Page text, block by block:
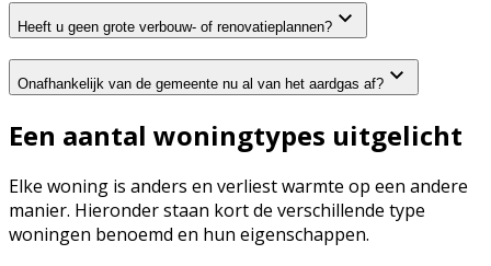
Heeft u geen grote verbouw- of renovatieplannen?
Onafhankelijk van de gemeente nu al van het aardgas af?
Een aantal woningtypes uitgelicht
Elke woning is anders en verliest warmte op een andere
manier. Hieronder staan kort de verschillende type
woningen benoemd en hun eigenschappen.